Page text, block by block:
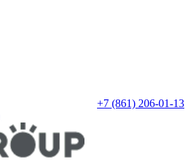
+7 (861) 206-01-13